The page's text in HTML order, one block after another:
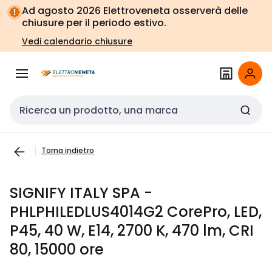
Vai alla
navigazione
Vai
alla
pagina
Ad agosto 2026 Elettroveneta osserverà delle
chiusure per il periodo estivo.
Vedi calendario chiusure
Cerca input
Torna indietro
SIGNIFY ITALY SPA -
PHLPHILEDLUS4014G2 CorePro, LED,
P45, 40 W, E14, 2700 K, 470 lm, CRI
80, 15000 ore